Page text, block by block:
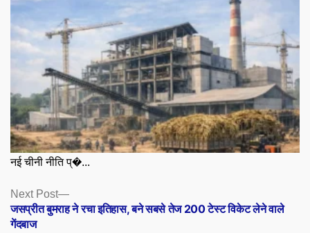
नई चीनी नीति प्�...
Posts
navigation
Next Post
Next
post:
जसप्रीत बुमराह ने रचा इतिहास, बने सबसे तेज 200 टेस्ट विकेट लेने वाले
गेंदबाज